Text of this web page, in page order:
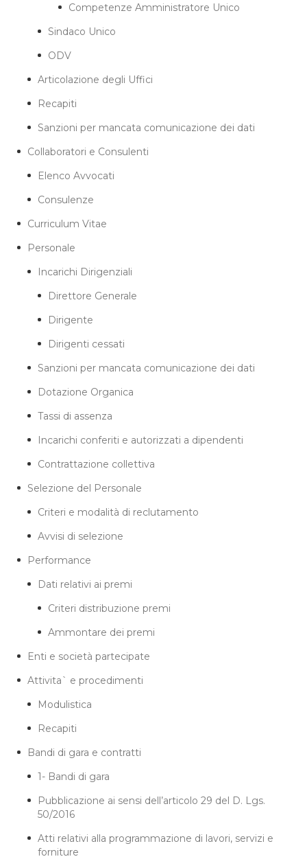
Competenze Amministratore Unico
Sindaco Unico
ODV
Articolazione degli Uffici
Recapiti
Sanzioni per mancata comunicazione dei dati
Collaboratori e Consulenti
Elenco Avvocati
Consulenze
Curriculum Vitae
Personale
Incarichi Dirigenziali
Direttore Generale
Dirigente
Dirigenti cessati
Sanzioni per mancata comunicazione dei dati
Dotazione Organica
Tassi di assenza
Incarichi conferiti e autorizzati a dipendenti
Contrattazione collettiva
Selezione del Personale
Criteri e modalità di reclutamento
Avvisi di selezione
Performance
Dati relativi ai premi
Criteri distribuzione premi
Ammontare dei premi
Enti e società partecipate
Attivita` e procedimenti
Modulistica
Recapiti
Bandi di gara e contratti
1- Bandi di gara
Pubblicazione ai sensi dell’articolo 29 del D. Lgs.
50/2016
Atti relativi alla programmazione di lavori, servizi e
forniture